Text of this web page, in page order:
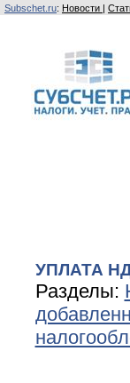
Subschet.ru: Новости |
УПЛАТА
Разделы: